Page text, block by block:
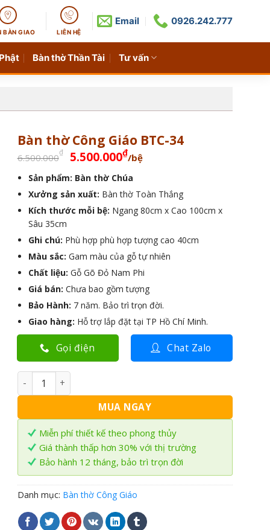
BÀN GIAO LIÊN HỆ
Email 0926.242.777
Bàn thờ Thần Tài Tư vấn
Bàn thờ Công Giáo BTC-34
6.500.000₫ Giá
gốc
là:
6.500.000₫.
5.500.000₫Giá
hiện
tại
là:
5.500.000₫.
/bệ
Sản phẩm: Bàn thờ Chúa
Xưởng sản xuất: Bàn thờ Toàn Thắng
Kích thước mỗi bệ: Ngang 80cm x Cao 100cm x
Sâu 35cm
Ghi chú: Phù hợp phù hợp tượng cao 40cm
Màu sắc: Gam màu của gỗ tự nhiên
Chất liệu: Gỗ Gõ Đỏ Nam Phi
Giá bán: Chưa bao gồm tượng
Bảo Hành: 7 năm. Bảo trì trọn đời.
Giao hàng: Hỗ trợ lắp đặt tại TP Hồ Chí Minh.
Gọi điện Chat Zalo
Bàn thờ Công Giáo BTC-34 số lượng
MUA NGAY
Miễn phí thiết kế theo phong thủy
Giá thành thấp hơn 30% với thị trường
Bảo hành 12 tháng, bảo trì trọn đời
Danh mục: Bàn thờ Công Giáo